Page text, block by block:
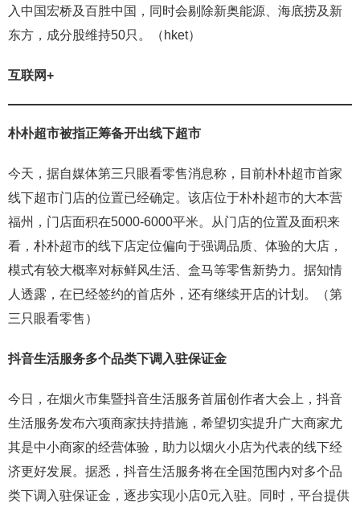
入中国宏桥及百胜中国，同时会剔除新奥能源、海底捞及新
东方，成分股维持50只。（hket）
互联网+
朴朴超市被指正筹备开出线下超市
今天，据自媒体第三只眼看零售消息称，目前朴朴超市首家
线下超市门店的位置已经确定。该店位于朴朴超市的大本营
福州，门店面积在5000-6000平米。从门店的位置及面积来
看，朴朴超市的线下店定位偏向于强调品质、体验的大店，
模式有较大概率对标鲜风生活、盒马等零售新势力。据知情
人透露，在已经签约的首店外，还有继续开店的计划。（第
三只眼看零售）
抖音生活服务多个品类下调入驻保证金
今日，在烟火市集暨抖音生活服务首届创作者大会上，抖音
生活服务发布六项商家扶持措施，希望切实提升广大商家尤
其是中小商家的经营体验，助力以烟火小店为代表的线下经
济更好发展。据悉，抖音生活服务将在全国范围内对多个品
类下调入驻保证金，逐步实现小店0元入驻。同时，平台提供